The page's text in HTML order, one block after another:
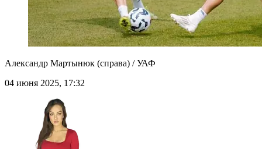
Александр Мартынюк (справа) / УАФ
04 июня 2025, 17:32